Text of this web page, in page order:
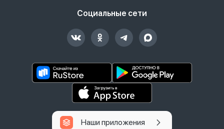
Социальные сети
Наши приложения